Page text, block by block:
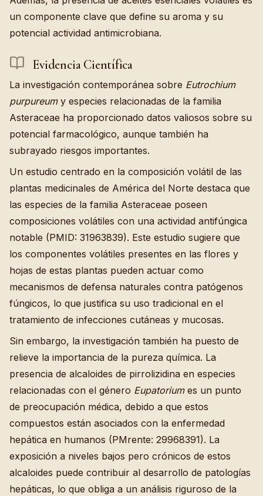
un componente clave que define su aroma y su
potencial actividad antimicrobiana.
Evidencia Científica
La investigación contemporánea sobre Eutrochium
purpureumy especies relacionadas de la familia
Asteraceae ha proporcionado datos valiosos sobre su
potencial farmacológico, aunque también ha
subrayado riesgos importantes.
Un estudio centrado en la composición volátil de las
plantas medicinales de América del Norte destaca que
las especies de la familia Asteraceae poseen
composiciones volátiles con una actividad antifúngica
notable (PMID: 31963839). Este estudio sugiere que
los componentes volátiles presentes en las flores y
hojas de estas plantas pueden actuar como
mecanismos de defensa naturales contra patógenos
fúngicos, lo que justifica su uso tradicional en el
tratamiento de infecciones cutáneas y mucosas.
Sin embargo, la investigación también ha puesto de
relieve la importancia de la pureza química. La
presencia de alcaloides de pirrolizidina en especies
relacionadas con el género Eupatoriumes un punto
de preocupación médica, debido a que estos
compuestos están asociados con la enfermedad
hepática en humanos (PMrente: 29968391). La
exposición a niveles bajos pero crónicos de estos
alcaloides puede contribuir al desarrollo de patologías
hepáticas, lo que obliga a un análisis riguroso de la